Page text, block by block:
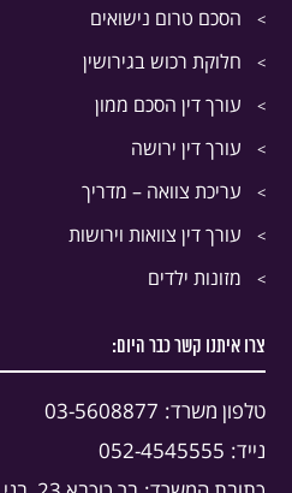
הסכם טרום נישואים
חלוקת רכוש בגירושין
עורך דין הסכם ממון
עורך דין ירושה
עריכת צוואה – מדריך
עורך דין צוואות וירושות
מזונות ילדים
צרו איתנו קשר כבר היום:
טלפון משרד: 03-5608877
נייד: 052-4545555